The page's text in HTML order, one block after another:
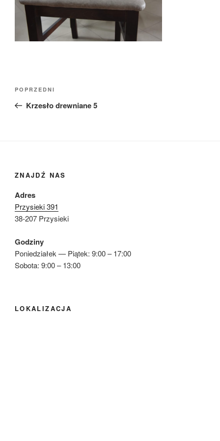
Nawigacja
Poprzedni
wpis
POPRZEDNI
Krzesło drewniane 5
ZNAJDŹ NAS
Adres
Przysieki 391
38-207 Przysieki
Godziny
Poniedziałek — Piątek: 9:00 – 17:00
Sobota: 9:00 – 13:00
LOKALIZACJA